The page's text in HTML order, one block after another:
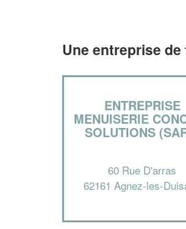
Une entreprise
ENTREPRISE
MENUISERIE
SOLUTIONS
60 Rue D'arras
62161 Agnez-les-